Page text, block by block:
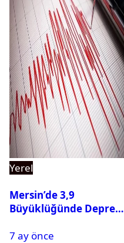
Yerel
Mersin’de 3,9
Büyüklüğünde Deprem
7 ay önce